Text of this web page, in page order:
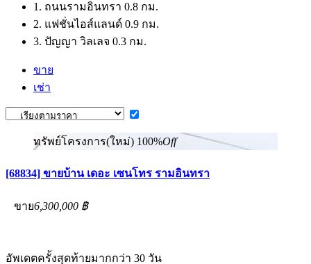
1. ถนนรามอินทรา 0.8 กม.
2. แฟชั่นไอส์แลนด์ 0.9 กม.
3. ปัญญา วิลเลจ 0.3 กม.
ขาย
เช่า
ทรัพย์โครงการ(ใหม่) 100%Off
[68834] ขายบ้าน เดอะ เซนโทร รามอินทรา
ขาย6,300,000 ฿
อัพเดตครั้งสุดท้ายมากกว่า 30 วัน